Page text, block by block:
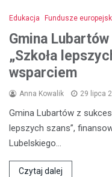
Edukacja Fundusze
Gmina
„Szkoła
wsparciem
Anna Kowalik 29 lipca
Gmina Lubartów z
lepszych szans”,
Lubelskiego…
Czytaj dalej